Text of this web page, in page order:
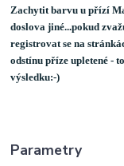
Zachytit barvu u přízí
doslova jiné...pokud
registrovat se na
odstínu příze upletené -
výsledku:-)
Parametry